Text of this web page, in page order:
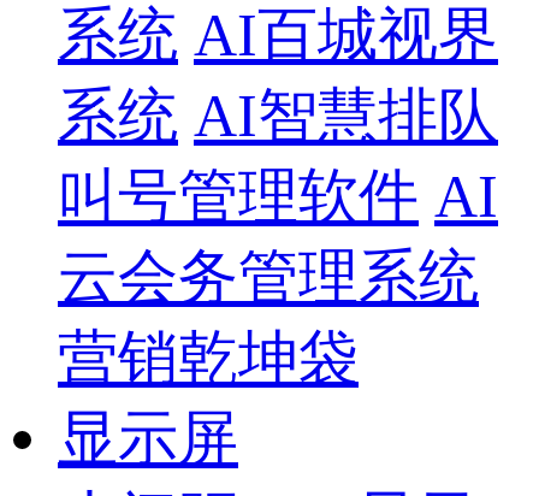
系统 AI百城视界
系统 AI智慧排队
叫号管理软件 AI
云会务管理系统
营销乾坤袋
显示屏